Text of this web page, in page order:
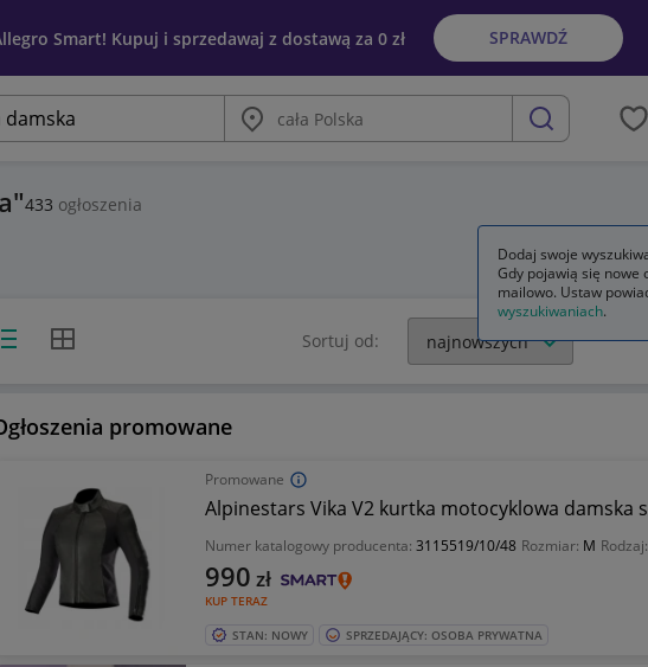
Smart! Kupuj i sprzedawaj z dostawą za 0 zł SPRAWDŹ
Miasto
szukaj
433 ogłoszenia
listy
Widok siatki Sortuj od:
promowane
Promowane
Alpinestars Vika V2 kurtka motocyklowa damska
Numer katalogowy producenta: 3115519/10/48 Rozmiar: M Rodzaj:
KUP TERAZ
990 zł
STAN: NOWY SPRZEDAJĄCY: OSOBA PRYWATNA
Dodaj swoje
Gdy pojawią się nowe
mailowo. Ustaw
wyszukiwaniach.